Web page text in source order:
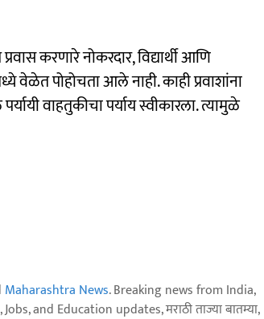
करणारे नोकरदार, विद्यार्थी आणि
वेळेत पोहोचता आले नाही. काही प्रवाशांना
वाहतुकीचा पर्याय स्वीकारला. त्यामुळे
Maharashtra News. Breaking news from India,
and Education updates, मराठी ताज्या बातम्या,